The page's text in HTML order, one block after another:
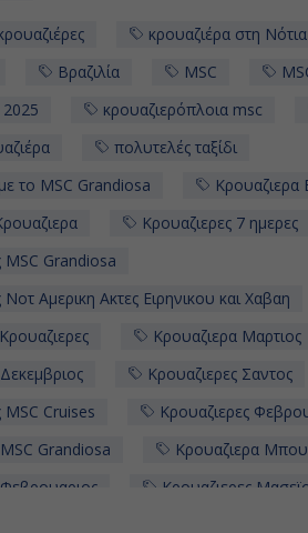
κρουαζιέρα στη
Βραζιλία MSC
2025
κρουαζιερόπλοια msc
πολυτελές ταξίδι
το MSC Grandiosa
Κρουαζιερα
Κρουαζιερες 7 ημερες
MSC Grandiosa
Νοτ Αμερικη Ακτες Ειρηνικου και Χαβαη
Κρουαζιερα Μαρτιος
Κρουαζιερες Σαντος
MSC Cruises
Κρουαζιερες
Grandiosa
Κρουαζιερα
Κρουαζιερες